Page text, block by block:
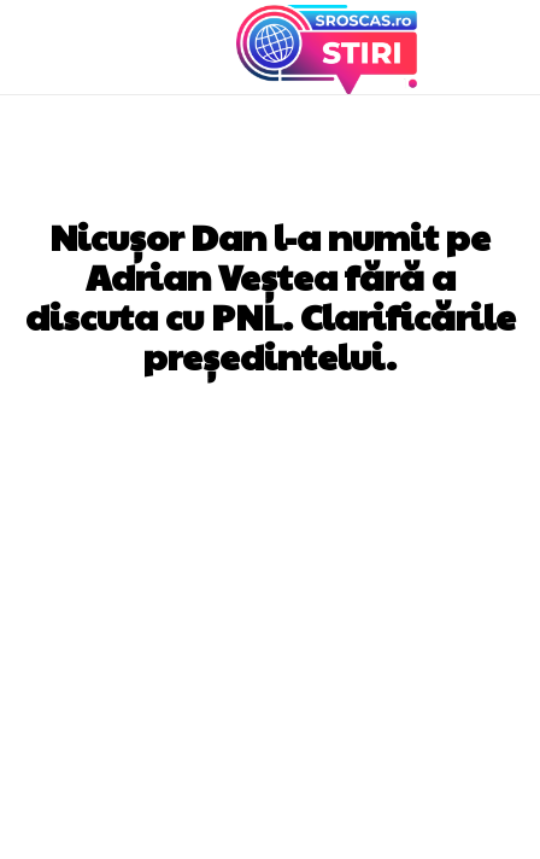
Nicușor Dan l-a numit pe
Adrian Veștea fără a
discuta cu PNL. Clarificările
președintelui.